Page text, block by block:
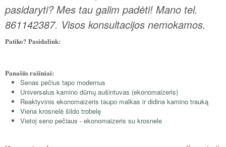
pasidaryti? Mes tau galim padėti! Mano tel.
861142387. Visos konsultacijos nemokamos.
Patiko? Pasidalink:
Panašūs rašiniai:
Senas pečius tapo modernus
Universalus kamino dūmų aušintuvas (ekonomaizeris)
Reaktyvinis ekonomaizeris taupo malkas ir didina kamino trauką
Viena krosnelė šildo trobelę
Vietoj seno pečiaus - ekonomaizeris su krosnele